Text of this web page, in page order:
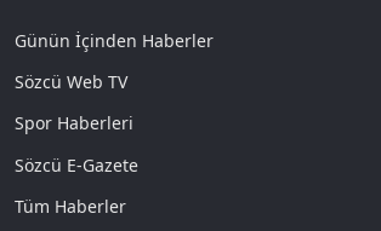
Günün İçinden Haberler
Sözcü Web TV
Spor Haberleri
Sözcü E-Gazete
Tüm Haberler